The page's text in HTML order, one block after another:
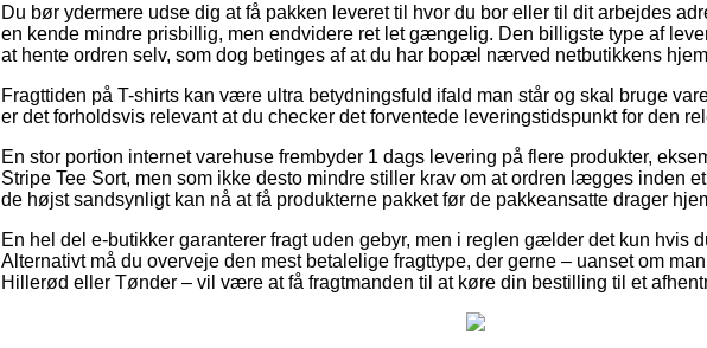
Du bør ydermere udse dig at få pakken leveret til hvor du bor eller til dit arbejdes
en kende mindre prisbillig, men endvidere ret let gængelig. Den billigste type af
at hente ordren selv, som dog betinges af at du har bopæl nærved netbutikkens
Fragttiden på T-shirts kan være ultra betydningsfuld ifald man står og skal bruge
er det forholdsvis relevant at du checker det forventede leveringstidspunkt for den
En stor portion internet varehuse frembyder 1 dags levering på flere produkter,
Stripe Tee Sort, men som ikke desto mindre stiller krav om at ordren lægges inden
de højst sandsynligt kan nå at få produkterne pakket før de pakkeansatte drager
En hel del e-butikker garanterer fragt uden gebyr, men i reglen gælder det kun hvis
Alternativt må du overveje den mest betalelige fragttype, der gerne – uanset om
Hillerød eller Tønder – vil være at få fragtmanden til at køre din bestilling til et